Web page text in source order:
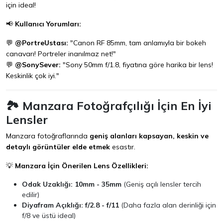
için ideal!
📢 Kullanıcı Yorumları:
💬 @PortreUstası: "Canon RF 85mm, tam anlamıyla bir bokeh
canavarı! Portreler inanılmaz net!"
💬 @SonySever: "Sony 50mm f/1.8, fiyatına göre harika bir lens!
Keskinlik çok iyi."
🏞️ Manzara Fotoğrafçılığı İçin En İyi
Lensler
Manzara fotoğraflarında geniş alanları kapsayan, keskin ve
detaylı görüntüler elde etmek esastır.
💡 Manzara İçin Önerilen Lens Özellikleri:
Odak Uzaklığı: 10mm - 35mm (Geniş açılı lensler tercih
edilir)
Diyafram Açıklığı: f/2.8 - f/11 (Daha fazla alan derinliği için
f/8 ve üstü ideal)